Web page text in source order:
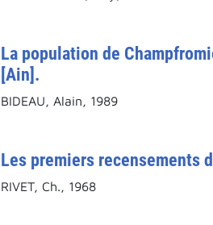
La population de
[Ain].
BIDEAU, Alain, 1989
Les premiers recensements
RIVET, Ch., 1968